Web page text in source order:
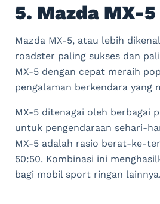
5. Mazda MX-5
Mazda MX-5, atau lebih
roadster paling sukses dan
MX-5 dengan cepat meraih
pengalaman berkendara yang
MX-5 ditenagai oleh berbagai
untuk pengendaraan sehari-
MX-5 adalah rasio berat-ke-
50:50. Kombinasi ini
bagi mobil sport ringan lainnya.